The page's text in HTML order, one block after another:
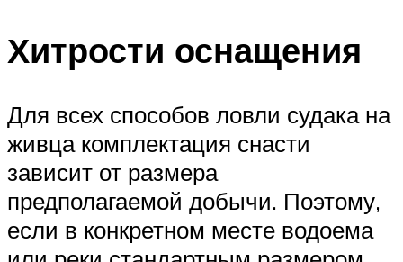
Хитрости оснащения
Для всех способов ловли судака на
живца комплектация снасти
зависит от размера
предполагаемой добычи. Поэтому,
если в конкретном месте водоема